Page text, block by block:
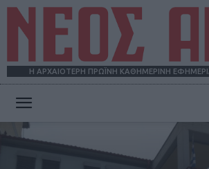
Η ΑΡΧΑΙΟΤΕΡΗ ΠΡΩΪΝΗ ΚΑΘΗΜΕΡΙΝΗ